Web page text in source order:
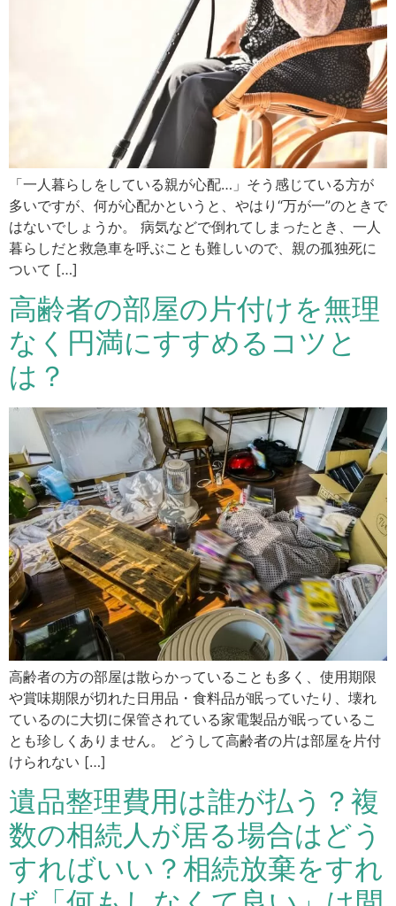
「一人暮らしをしている親が心配…」そう感じている方が
多いですが、何が心配かというと、やはり“万が一”のときで
はないでしょうか。 病気などで倒れてしまったとき、一人
暮らしだと救急車を呼ぶことも難しいので、親の孤独死に
ついて […]
高齢者の部屋の片付けを無理
なく円満にすすめるコツと
は？
高齢者の方の部屋は散らかっていることも多く、使用期限
や賞味期限が切れた日用品・食料品が眠っていたり、壊れ
ているのに大切に保管されている家電製品が眠っているこ
とも珍しくありません。 どうして高齢者の片は部屋を片付
けられない […]
遺品整理費用は誰が払う？複
数の相続人が居る場合はどう
すればいい？相続放棄をすれ